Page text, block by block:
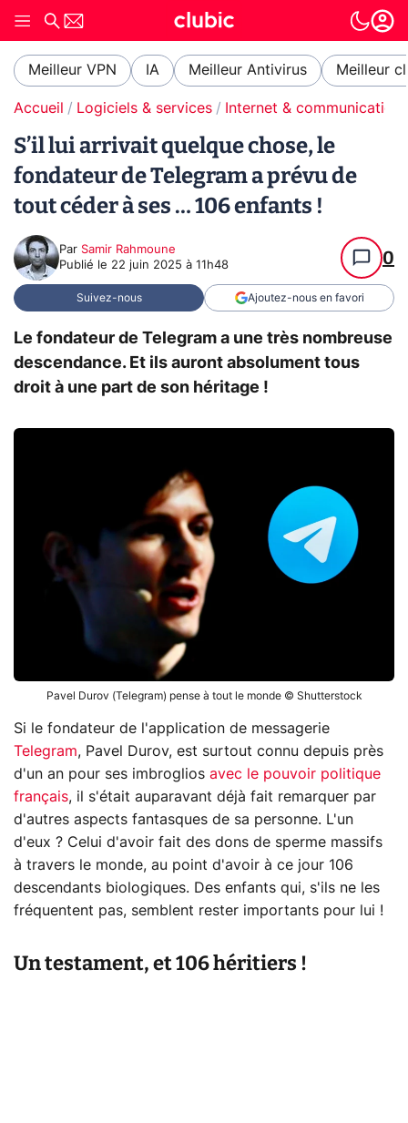
Meilleur VPN IA Meilleur Antivirus Meilleur
Accueil Logiciels & services Internet & communication
S’il lui arrivait quelque chose, le
fondateur de Telegram a prévu de
tout céder à ses … 106 enfants !
Par Samir Rahmoune
Publié le 22 juin 2025 à 11h48 0
Suivez-nous Ajoutez-nous en favori
Le fondateur de Telegram a une très nombreuse
descendance. Et ils auront absolument tous
droit à une part de son héritage !
Pavel Durov (Telegram) pense à tout le monde © Shutterstock
Si le fondateur de l'application de messagerie
Telegram, Pavel Durov, est surtout connu depuis près
d'un an pour ses imbroglios avec le pouvoir politique
français, il s'était auparavant déjà fait remarquer par
d'autres aspects fantasques de sa personne. L'un
d'eux ? Celui d'avoir fait des dons de sperme massifs
à travers le monde, au point d'avoir à ce jour 106
descendants biologiques. Des enfants qui, s'ils ne les
fréquentent pas, semblent rester importants pour lui !
Un testament, et 106 héritiers !